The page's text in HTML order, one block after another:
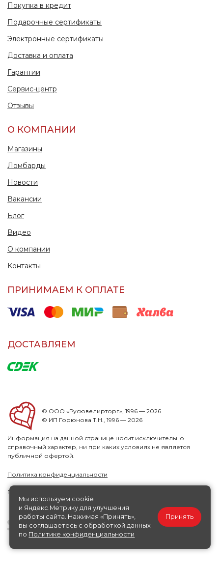
Покупка в кредит
Подарочные сертификаты
Электронные сертификаты
Доставка и оплата
Гарантии
Сервис-центр
Отзывы
О КОМПАНИИ
Магазины
Ломбарды
Новости
Вакансии
Блог
Видео
О компании
Контакты
ПРИНИМАЕМ К ОПЛАТЕ
ДОСТАВЛЯЕМ
© ООО «Русювелирторг», 1996 — 2026
© ИП Горюнова Т.Н., 1996 — 2026
Информация на данной странице носит исключительно
справочный характер, ни при каких условиях не является
публичной офертой.
Политика конфиденциальности
Публичная офера
Мы используем cookie
и Яндекс.Метрику для улучшения
работы сайта. Нажимая «Принять»,
вы соглашаетесь с обработкой данных
по Политике конфиденциальности
Принять